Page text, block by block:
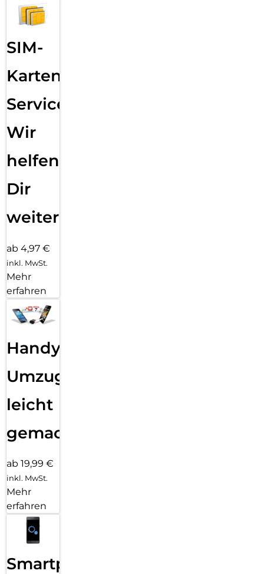
SIM-
Karten
Service:
Wir
helfen
Dir
weiter
ab 4,97 €
inkl. MwSt.
Mehr
erfahren
Handy
Umzug
leicht
gemacht!
ab 19,99 €
inkl. MwSt.
Mehr
erfahren
Smartphone